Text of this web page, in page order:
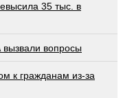
35 тыс. в
вопросы
к гражданам из-за